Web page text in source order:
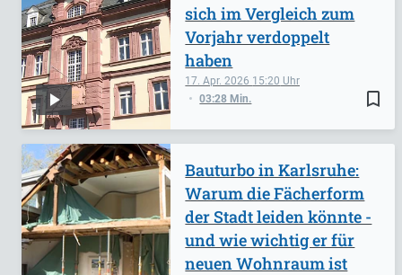
bookmark_border
17. Apr. 2026 15:20
03:28 Min.
sich im Vergleich zum
Vorjahr verdoppelt
haben
Bauturbo in Karlsruhe:
Warum die Fächerform
der Stadt leiden könnte -
und wie wichtig er für
neuen Wohnraum ist